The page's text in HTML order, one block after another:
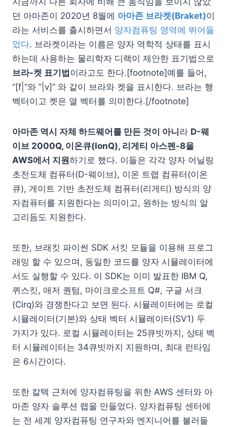
던 아마존이 2020년 8월에 아마존 브라켓(Braket)이
라는 서비스를 출시하면서 양자컴퓨팅 영역에 뛰어들
었다. 브라켓이라는 이름은 양자 역학적 상태를 표시
하는데 사용하는 물리학자 디랙이 제안한 표기법으로
브라-켓 표기법이라고도 한다.[footnote]예를 들어,
“[f|“와 ”|v]” 와 같이 브라와 켓을 표시한다. 브라는 행
벡터이고 켓은 열 벡터를 의미한다.[/footnote]
아마존 역시 자체 하드웨어를 만든 것이 아니라 D-웨
이브 2000Q, 이온큐(IonQ), 리게티 아스펜-8을
AWS에서 지원하기로 했다. 이들은 각각 양자 어닐링
초전도체 컴퓨터(D-웨이브), 이온 트랩 컴퓨터(이온
큐), 게이트 기반 초전도체 컴퓨터(리게티) 방식의 양
자컴퓨터를 지원한다는 의미이고, 원하는 방식의 알
고리듬도 지원한다.
또한, 브래킷 파이썬 SDK 서킷 모듈을 이용해 프로그
래밍 할 수 있으며, 동일한 코드를 양자 시뮬레이터에
서도 실행할 수 있다. 이 SDK는 이미 발표한 IBM Q,
퀴스킷, 애저 퀀텀, 마이크로소프트 Q#, 구글 서크
(Cirq)와 경쟁한다고 보면 된다. 시뮬레이터에는 로컬
시뮬레이터(기본)와 상태 벡터 시뮬레이터(SV1) 두
가지가 있다. 로컬 시뮬레이터는 25큐빗까지, 상태 벡
터 시뮬레이터는 34큐빗까지 지원하며, 최대 런타임
은 6시간이다.
또한 칼텍 근처에 양자컴퓨팅을 위한 AWS 센터와 아
마존 양자 솔루션 랩을 만들었다. 양자컴퓨팅 센터에
는 전 세계 양자컴퓨팅 연구자와 엔지니어를 불러들